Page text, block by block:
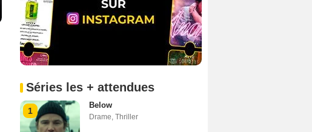
Séries les + attendues
1
Below
Drame Thriller